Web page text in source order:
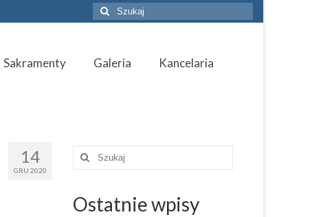
Szuklaj
w:
Sakramenty Galeria
Kancelaria
14
GRU 2020
Szuklaj
Ostatnie wpisy